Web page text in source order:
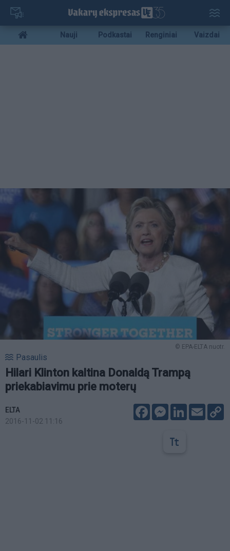
Pereiti
pagrindinį
turinį
Mobile
menu
Nauji Podkastai Renginiai Vaizdai
© EPA-ELTA nuotr.
Pasaulis
Hilari Klinton kaltina Donaldą Trampą
priekabiavimu prie moterų
ELTA
2016-11-02 11:16
FacebookMessenger
LinkedIn
Email